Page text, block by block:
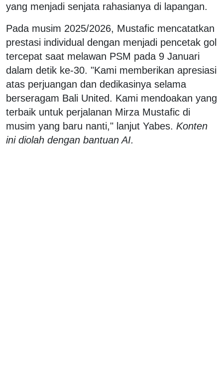
yang menjadi senjata rahasianya di lapangan.
Pada musim 2025/2026, Mustafic mencatatkan
prestasi individual dengan menjadi pencetak gol
tercepat saat melawan PSM pada 9 Januari
dalam detik ke-30. "Kami memberikan apresiasi
atas perjuangan dan dedikasinya selama
berseragam Bali United. Kami mendoakan yang
terbaik untuk perjalanan Mirza Mustafic di
musim yang baru nanti," lanjut Yabes. Konten
ini diolah dengan bantuan AI.